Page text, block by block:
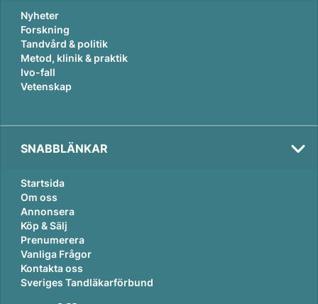
Nyheter
Forskning
Tandvård & politik
Metod, klinik & praktik
Ivo-fall
Vetenskap
SNABBLÄNKAR
Startsida
Om oss
Annonsera
Köp & Sälj
Prenumerera
Vanliga Frågor
Kontakta oss
Sveriges Tandläkarförbund